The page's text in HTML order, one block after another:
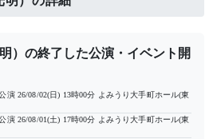
）の終了した公演・イベント開
演 26/08/02(日) 13時00分 よみうり大手町ホール(東
演 26/08/01(土) 17時00分 よみうり大手町ホール(東